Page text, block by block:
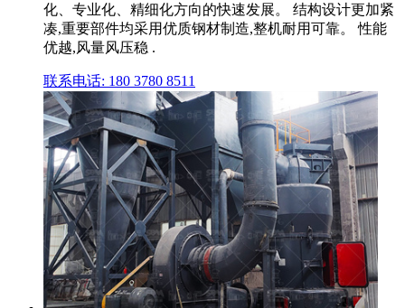
化、专业化、精细化方向的快速发展。 结构设计更加紧
凑,重要部件均采用优质钢材制造,整机耐用可靠。 性能
优越,风量风压稳 .
联系电话: 180 3780 8511